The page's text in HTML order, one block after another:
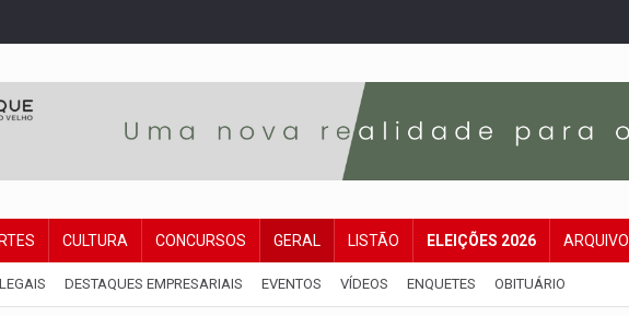
CULTURA CONCURSOS GERAL LISTÃO ELEIÇÕES 2026 ARQUIVO
DESTAQUES EMPRESARIAIS EVENTOS VÍDEOS ENQUETES OBITUÁRIO
que recebeu R$ 12 mi em emendas estão no mesmo endereço